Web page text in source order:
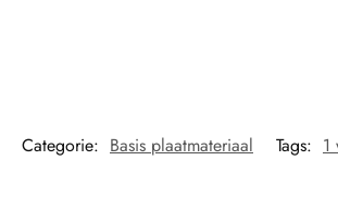
Categorie: Basis plaatmateriaal Tags: 1